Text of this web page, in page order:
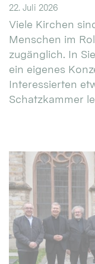
22. Juli 2026
Viele Kirchen
Menschen im
zugänglich. In
ein eigenes
Interessierten
Schatzkammer